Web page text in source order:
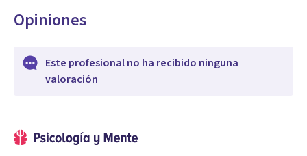
Opiniones
Este profesional no ha recibido ninguna
valoración